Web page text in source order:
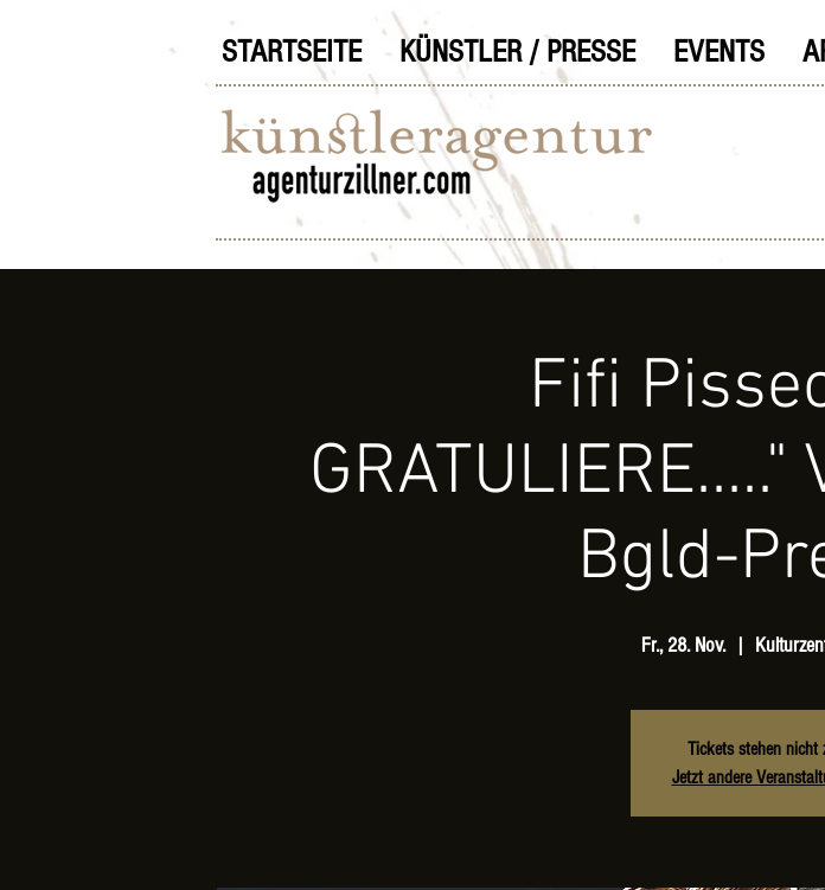
STARTSEITE KÜNSTLER / PRESSE EVENTS
Fifi
Bgld-
Fr., 28. Nov.
  |
Tickets stehen nicht
Jetzt andere